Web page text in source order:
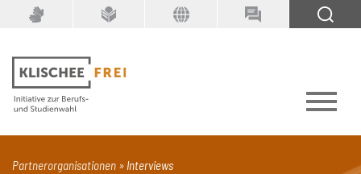
Suchbegriff
Partnerorganisationen Interviews